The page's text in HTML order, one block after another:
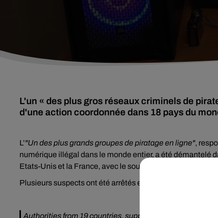
L'un « des plus gros réseaux criminels de
d'une action coordonnée dans 18 pays du
L’"Un des plus grands groupes de piratage en ligne",
numérique illégal dans le monde entier, a été démantelé
Etats-Unis et la France, avec le soutien d'Europol et
Plusieurs suspects ont été arrêtés et soixante serveurs
Authorities from 19 countries, supported by